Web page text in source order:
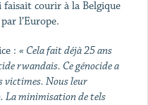
faisait courir à la Belgique
l’Europe.
: « Cela fait déjà 25 ans
rwandais. Ce génocide a
victimes. Nous leur
La minimisation de tels